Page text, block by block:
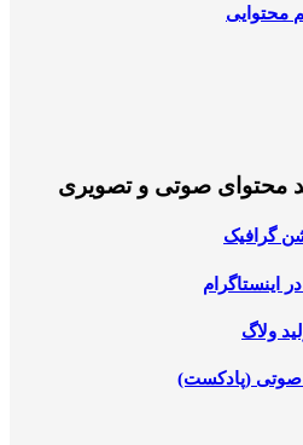
محتوایی
محتوای صوتی و تصویری
گرافیک
اینستاگرام
ولاگ
صوتی (پادکست)